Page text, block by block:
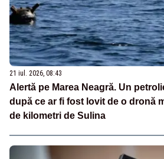
21 iul. 2026, 08:43
Alertă pe Marea Neagră. Un
după ce ar fi fost lovit de o dronă
de kilometri de Sulina